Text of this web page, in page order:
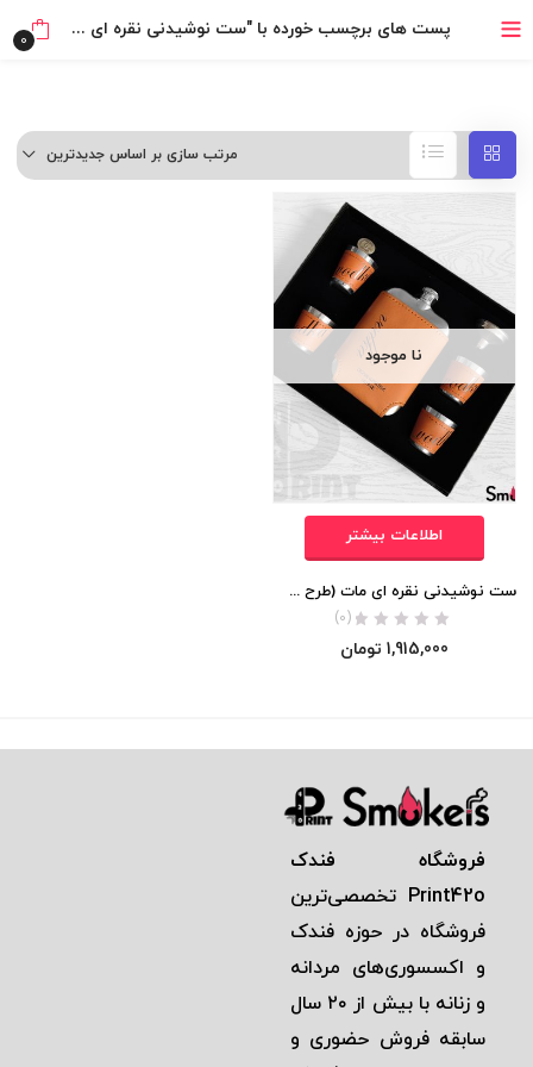
خرید قسطی با ترب‌پی پست های برچسب خورده با "ست نوشیدنی نقره ای طرح ودکا" 0
مرتب سازی بر اساس جدیدترین
نا موجود
اطلاعات بیشتر
ست نوشیدنی نقره ای مات (طرح ودکا )
(0)
1,915,000 تومان
فروشگاه فندک
Print42o تخصصی‌ترين
فروشگاه در حوزه فندک
و اكسسوری‌های مردانه
و زنانه با بيش از ٢٠ سال
سابقه فروش حضوری و